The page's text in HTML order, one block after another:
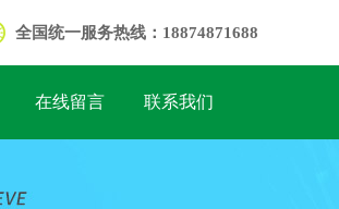
全国统一服务热线：18874871688
在线留言 联系我们